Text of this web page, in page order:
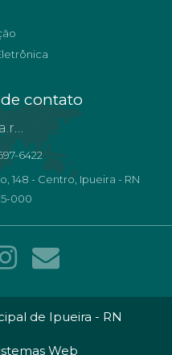
contato
6422
148 - Centro, Ipueira - RN
000
de Ipueira - RN
Web